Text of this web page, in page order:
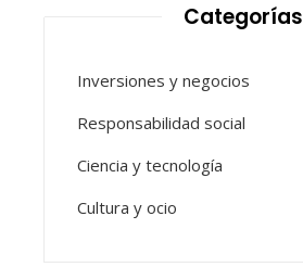
Categorías
Inversiones y negocios
Responsabilidad social
Ciencia y tecnología
Cultura y ocio